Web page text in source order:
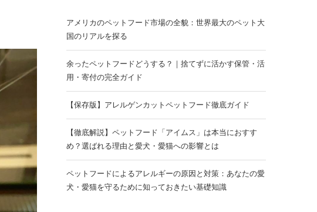
アメリカのペットフード市場の全貌：世界最大のペット大
国のリアルを探る
余ったペットフードどうする？｜捨てずに活かす保管・活
用・寄付の完全ガイド
【保存版】アレルゲンカットペットフード徹底ガイド
【徹底解説】ペットフード「アイムス」は本当におすす
め？選ばれる理由と愛犬・愛猫への影響とは
ペットフードによるアレルギーの原因と対策：あなたの愛
犬・愛猫を守るために知っておきたい基礎知識